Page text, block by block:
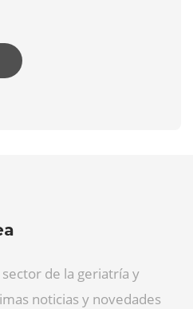
de la geriatría y
noticias y novedades